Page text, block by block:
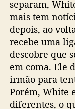
separam,
mais tem
depois, ao
recebe uma
descobre que
em coma. Ele
irmão para
Porém, White
diferentes, o